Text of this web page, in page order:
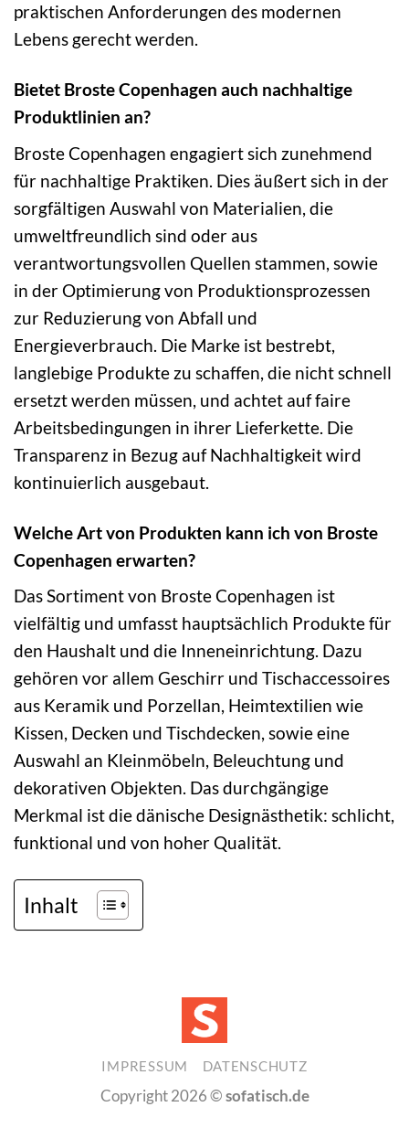
praktischen Anforderungen des modernen
Lebens gerecht werden.
Bietet Broste Copenhagen auch nachhaltige
Produktlinien an?
Broste Copenhagen engagiert sich zunehmend
für nachhaltige Praktiken. Dies äußert sich in der
sorgfältigen Auswahl von Materialien, die
umweltfreundlich sind oder aus
verantwortungsvollen Quellen stammen, sowie
in der Optimierung von Produktionsprozessen
zur Reduzierung von Abfall und
Energieverbrauch. Die Marke ist bestrebt,
langlebige Produkte zu schaffen, die nicht schnell
ersetzt werden müssen, und achtet auf faire
Arbeitsbedingungen in ihrer Lieferkette. Die
Transparenz in Bezug auf Nachhaltigkeit wird
kontinuierlich ausgebaut.
Welche Art von Produkten kann ich von Broste
Copenhagen erwarten?
Das Sortiment von Broste Copenhagen ist
vielfältig und umfasst hauptsächlich Produkte für
den Haushalt und die Inneneinrichtung. Dazu
gehören vor allem Geschirr und Tischaccessoires
aus Keramik und Porzellan, Heimtextilien wie
Kissen, Decken und Tischdecken, sowie eine
Auswahl an Kleinmöbeln, Beleuchtung und
dekorativen Objekten. Das durchgängige
Merkmal ist die dänische Designästhetik: schlicht,
funktional und von hoher Qualität.
Inhalt
IMPRESSUM DATENSCHUTZ
Copyright 2026 ©sofatisch.de